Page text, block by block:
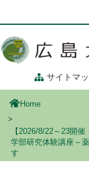
コ
ン
移
サイトマ
Home
【2026/8/22～23開
学部研究体験講座～
す